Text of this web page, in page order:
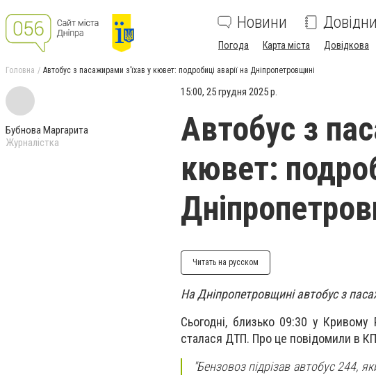
Новини
Погода Карта міста Довідкова
Головна Автобус з пасажирами з’їхав у кювет: подробиці аварії на Дніпропетровщині
Бубнова Маргарита
Журналістка
15:00, 25 грудня 2025 р.
Автобус з
кювет:
Читать на русском
На Дніпропетровщині автобус з
Сьогодні, близько 09:30 у
сталася ДТП. Про це повідомили в
"Бензовоз підрізав автобус 244,